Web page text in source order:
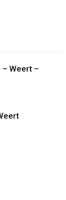
Weert –